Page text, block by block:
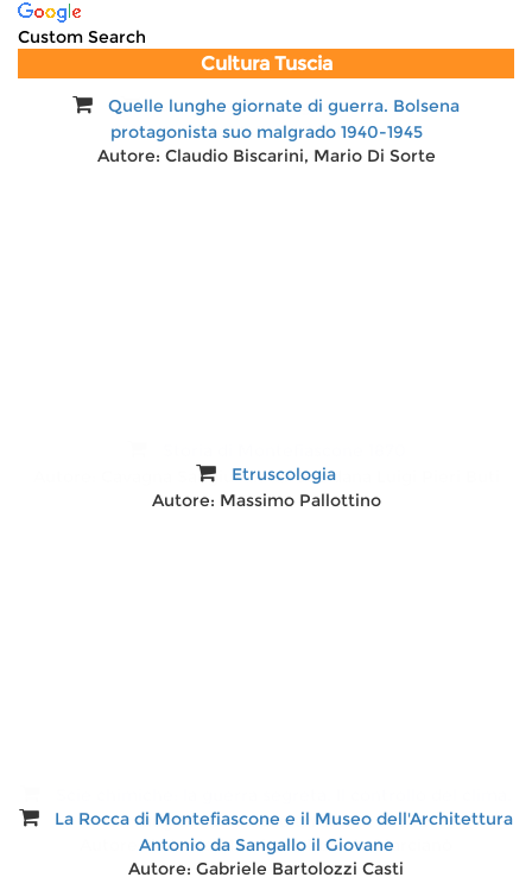
Custom Search
Cultura Tuscia
Quelle lunghe giornate di guerra. Bolsena
protagonista suo malgrado 1940-1945
Autore: Claudio Biscarini, Mario Di Sorte
Etruscologia
Autore: Massimo Pallottino
La Rocca di Montefiascone e il Museo dell'Architettura
Antonio da Sangallo il Giovane
Autore: Gabriele Bartolozzi Casti
Isola Bisentina, lago di Bolsena
Autore:M. Pace Guidotti
Cavagna Sangiuliani di Gualdana Luigi Pieri Buti
Un «sogno» diventato un'atroce realtà
Autore:Antonio Marcianò, Rosario Marcianò